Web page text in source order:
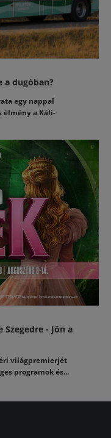
a dugóban?
egy nappal
élmény a Káli-
- Jön a
világpremierjét
programok és...